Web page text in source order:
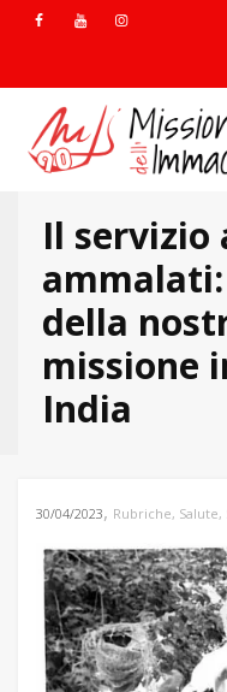
Il servizio
della
missione
India
30/04/2023, Rubriche, Salute,